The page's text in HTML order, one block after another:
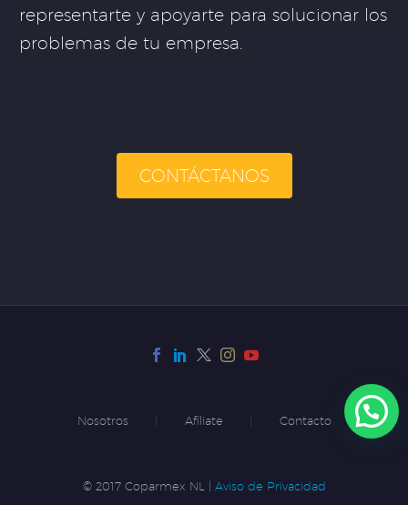
representarte y apoyarte para solucionar los
problemas de tu empresa.
CONTÁCTANOS
Nosotros Afíliate Contacto
© 2017 Coparmex NL | Aviso de Privacidad